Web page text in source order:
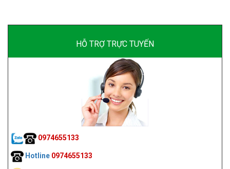
HỖ TRỢ TRỰC TUYẾN
0974655133
Hotline 0974655133